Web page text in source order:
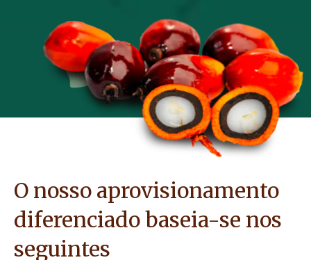
O nosso aprovisionamento
diferenciado baseia-se nos
seguintes